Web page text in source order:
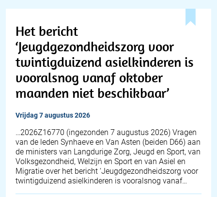
Het bericht
‘Jeugdgezondheidszorg voor
twintigduizend asielkinderen is
vooralsnog vanaf oktober
maanden niet beschikbaar’
vrijdag 7 augustus 2026
… 2026Z16770 (ingezonden 7 augustus 2026) Vragen
van de leden Synhaeve en Van Asten (beiden D66) aan
de ministers van Langdurige Zorg, Jeugd en Sport, van
Volksgezondheid, Welzijn en Sport en van Asiel en
Migratie over het bericht ‘Jeugdgezondheidszorg voor
twintigduizend asielkinderen is vooralsnog vanaf…